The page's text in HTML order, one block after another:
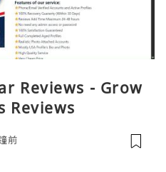
Reviews - Grow
Reviews
前